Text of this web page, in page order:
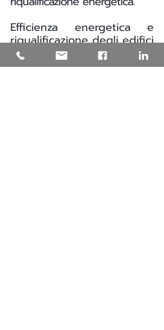
Efficienza energetica e
riqualificazione degli edifici
in Puglia
Una parte significativa del